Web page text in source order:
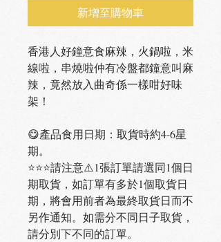
新增至購物車
香港人好鐘意食麻辣，火鍋啦，米
線啦，串燒啦仲有冷盤都鐘意叫麻
辣，竟然放入曲奇係一樣咁好味
架！
😋產品食用日期：取貨時約4-6星
期。
⭐️⭐️⭐️請注意⚠️1張訂單請選同1個日
期取貨，如訂單有多於1個取貨日
期，將會用前者為最終取貨日而不
另作通知。如需分不同日子取貨，
請分別下不同的訂單。